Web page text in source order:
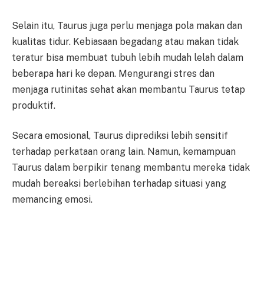
Selain itu, Taurus juga perlu menjaga pola makan dan
kualitas tidur. Kebiasaan begadang atau makan tidak
teratur bisa membuat tubuh lebih mudah lelah dalam
beberapa hari ke depan. Mengurangi stres dan
menjaga rutinitas sehat akan membantu Taurus tetap
produktif.
Secara emosional, Taurus diprediksi lebih sensitif
terhadap perkataan orang lain. Namun, kemampuan
Taurus dalam berpikir tenang membantu mereka tidak
mudah bereaksi berlebihan terhadap situasi yang
memancing emosi.